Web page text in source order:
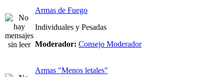
Armas de Fuego
Individuales y Pesadas
Moderador: Consejo Moderador
Armas "Menos letales"